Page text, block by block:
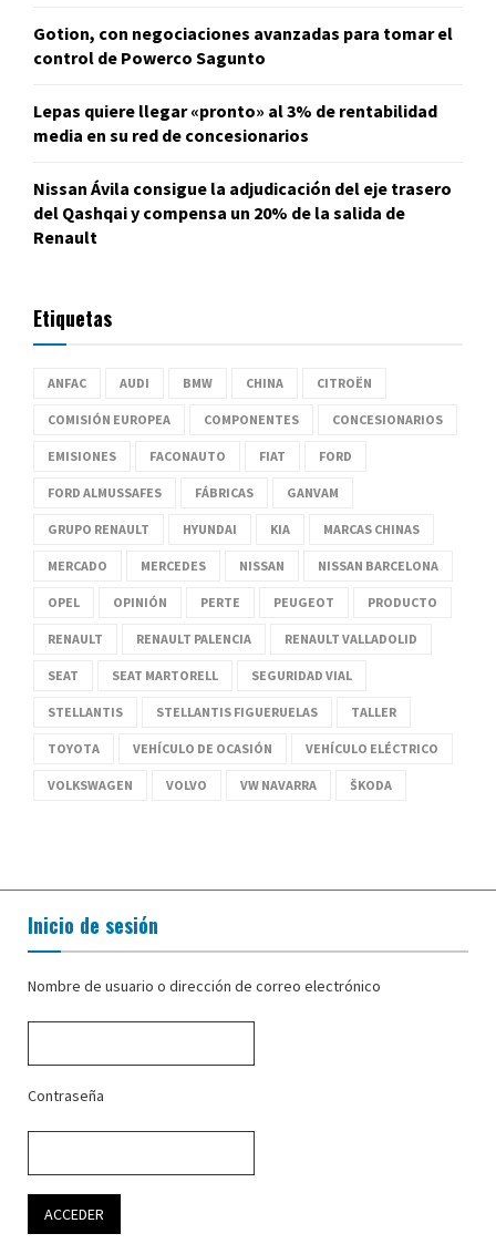
Gotion, con negociaciones avanzadas para tomar el
control de Powerco Sagunto
Lepas quiere llegar «pronto» al 3% de rentabilidad
media en su red de concesionarios
Nissan Ávila consigue la adjudicación del eje trasero
del Qashqai y compensa un 20% de la salida de
Renault
Etiquetas
ANFAC AUDI BMW CHINA CITROËN
COMISIÓN EUROPEA COMPONENTES CONCESIONARIOS
EMISIONES FACONAUTO FIAT FORD
FORD ALMUSSAFES FÁBRICAS GANVAM
GRUPO RENAULT HYUNDAI KIA MARCAS CHINAS
MERCADO MERCEDES NISSAN NISSAN BARCELONA
OPEL OPINIÓN PERTE PEUGEOT PRODUCTO
RENAULT RENAULT PALENCIA RENAULT VALLADOLID
SEAT SEAT MARTORELL SEGURIDAD VIAL
STELLANTIS STELLANTIS FIGUERUELAS TALLER
TOYOTA VEHÍCULO DE OCASIÓN VEHÍCULO ELÉCTRICO
VOLKSWAGEN VOLVO VW NAVARRA ŠKODA
Inicio de sesión
Nombre de usuario o dirección de correo electrónico
Contraseña